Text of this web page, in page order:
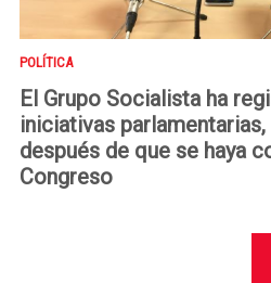
POLÍTICA
El Grupo Socialista ha
iniciativas parlamentarias,
después de que se haya
Congreso